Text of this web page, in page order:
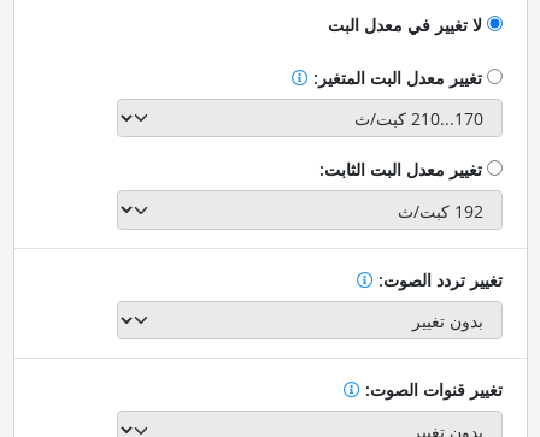
لا تغيير في معدل البت
تغيير معدل البت المتغير:
تغيير معدل البت الثابت:
تغيير تردد الصوت:
تغيير قنوات الصوت: